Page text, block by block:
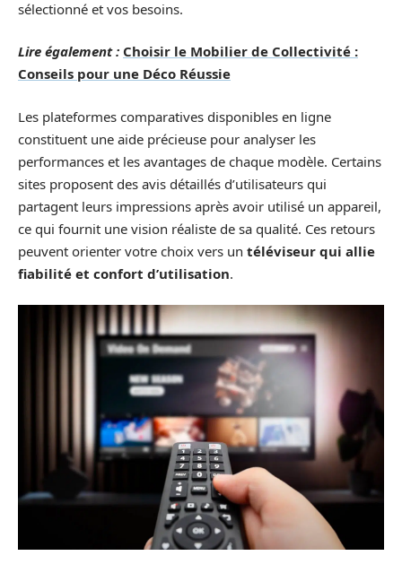
sélectionné et vos besoins.
Lire également : Choisir le Mobilier de Collectivité :
Conseils pour une Déco Réussie
Les plateformes comparatives disponibles en ligne
constituent une aide précieuse pour analyser les
performances et les avantages de chaque modèle. Certains
sites proposent des avis détaillés d’utilisateurs qui
partagent leurs impressions après avoir utilisé un appareil,
ce qui fournit une vision réaliste de sa qualité. Ces retours
peuvent orienter votre choix vers un téléviseur qui allie
fiabilité et confort d’utilisation.